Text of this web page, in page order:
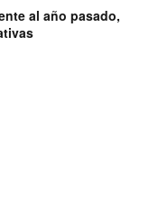
al año pasado,